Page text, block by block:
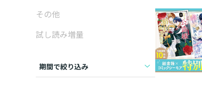
その他
試し読み増量
期間で絞り込み